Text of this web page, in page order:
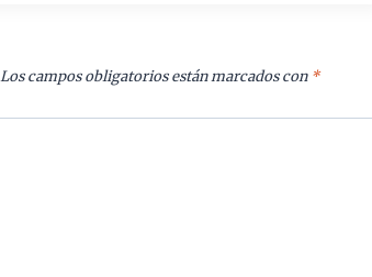
Los campos obligatorios están marcados con *